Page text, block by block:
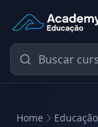
Academy
Home Educação